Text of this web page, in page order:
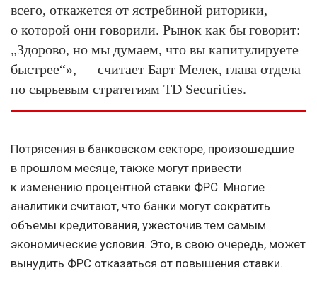
всего, откажется от ястребиной риторики,
о которой они говорили. Рынок как бы говорит:
„Здорово, но мы думаем, что вы капитулируете
быстрее“»,— считает Барт Мелек, глава отдела
по сырьевым стратегиям TD Securities.
Потрясения в банковском секторе, произошедшие
в прошлом месяце, также могут привести
к изменению процентной ставки ФРС. Многие
аналитики считают, что банки могут сократить
объемы кредитования, ужесточив тем самым
экономические условия. Это, в свою очередь, может
вынудить ФРС отказаться от повышения ставки.